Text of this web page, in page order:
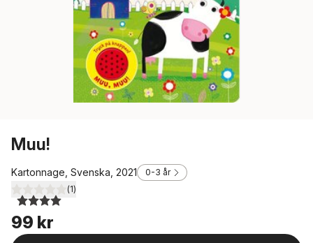
Muu!
Kartonnage, Svenska, 2021 0-3 år
4,0utav 5 stjärnor. Totalt antal röster:
(1)
99 kr